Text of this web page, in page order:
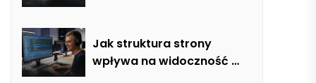
łazience, salonie i kuchni
Jak struktura strony
wpływa na widoczność w